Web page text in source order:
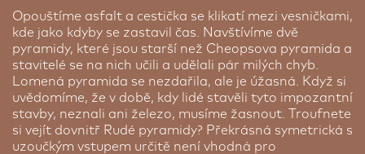
Hotel má také vyhřívaný bazén (který oceníte v
zimních nebo jarních měsících), tobogán pro děti
a vlastní soukromou pláž s lehátky a plážovým
barem. V resortu se nachází také noční klub,
obchod se suvenýry, vynikající lázeňské centrum
nabízející masáže a orientální hammam a dobře
vybavená posilovna. Vedle hotelového komplexu
se nachází nákupní centrum Hurghada City
Centre se supermarketem a mnoha obchody.
Opouštíme asfalt a cestička se klikatí mezi vesničkami,
kde jako kdyby se zastavil čas. Navštívíme dvě
pyramidy, které jsou starší než Cheopsova pyramida a
stavitelé se na nich učili a udělali pár milých chyb.
Lomená pyramida se nezdařila, ale je úžasná. Když si
uvědomíme, že v době, kdy lidé stavěli tyto impozantní
stavby, neznali ani železo, musíme žasnout. Troufnete
si vejít dovnitř Rudé pyramidy? Překrásná symetrická s
uzoučkým vstupem určitě není vhodná pro